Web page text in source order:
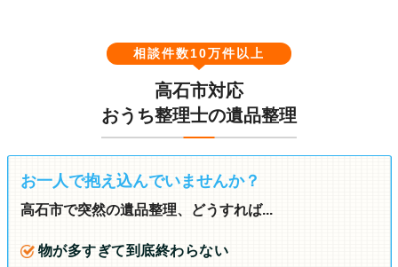
相談件数10万件以上
高石市対応
おうち整理士の遺品整理
お一人で抱え込んでいませんか？
高石市で突然の遺品整理、どうすれば...
物が多すぎて到底終わらない